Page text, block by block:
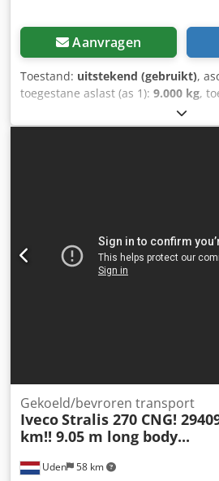
Aanvragen
Toestand: uitstekend (gebruikt),
toegestane aslast (as 1): 9.000 kg,
10/2019
mm, ophanging:lucht,
, =
9000 kg Achteras 2: Max. aslast:
gewicht: 7.650 kg Laadvermogen:
toegestaan gewicht: 30.000 kg
Uden 58 km
Gekoeld/bevroren transport
IvecoStralis 270 CNG!
km!! 9.05 m long body...